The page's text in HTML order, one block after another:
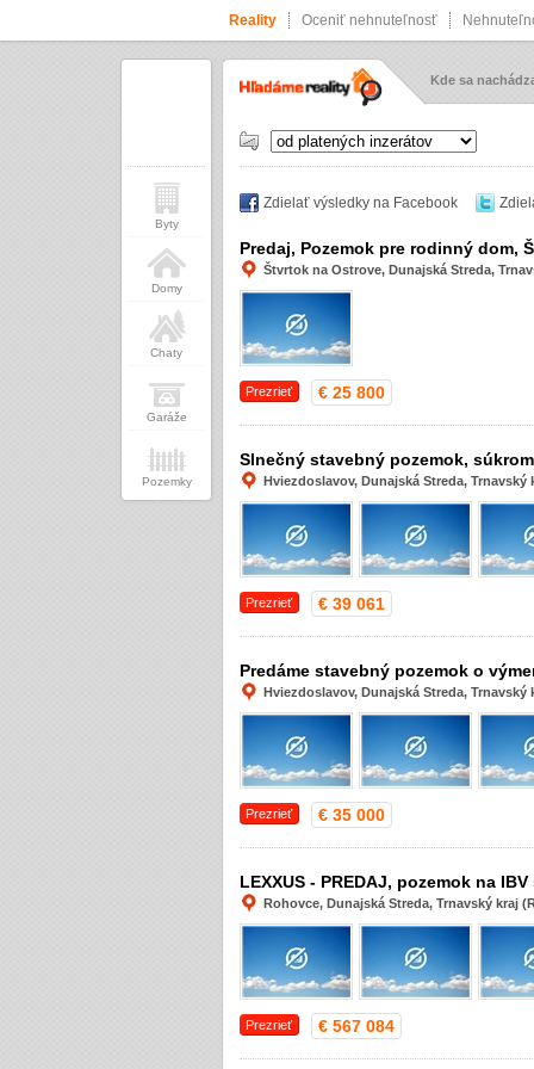
Reality Oceniť nehnuteľnosť
Kde sa
Zdielať výsledky na Facebook
Predaj, Pozemok pre rodinný dom,
Štvrtok na Ostrove, Dunajská Streda,
Prezrieť € 25 800
Slnečný stavebný pozemok,
Hviezdoslavov, Dunajská Streda, Trnavský
Prezrieť € 39 061
Predáme stavebný pozemok o
Hviezdoslavov, Dunajská Streda, Trnavský
Prezrieť € 35 000
LEXXUS - PREDAJ, pozemok na
Rohovce, Dunajská Streda, Trnavský kraj
Prezrieť € 567 084
Byty
Domy
Chaty
Garáže
Pozemky